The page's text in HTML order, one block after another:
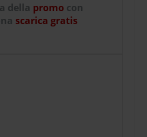
della promo con
scarica gratis